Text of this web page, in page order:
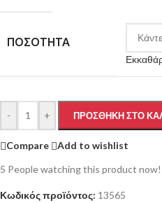
ΠΟΣΌΤΗΤΑ
- + ΠΡΟΣΘΉΚΗ ΣΤΟ
Compare
Add to wishlist
5 People watching this product now!
Κωδικός προϊόντος: 13565